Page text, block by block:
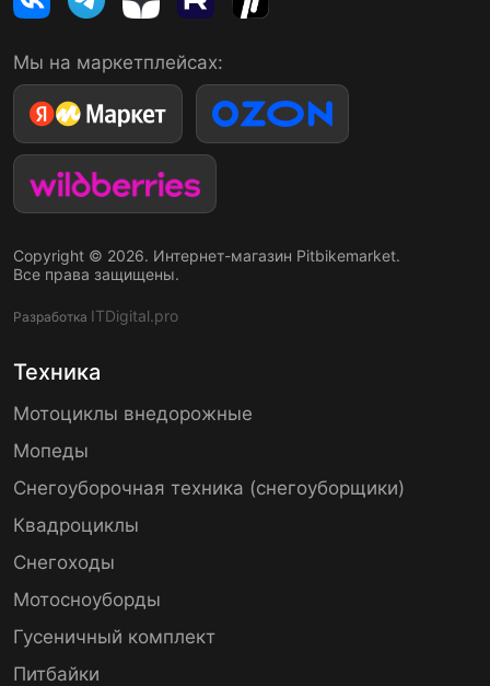
Мы на маркетплейсах:
Copyright © 2026. Интернет-магазин Pitbikemarket.
Все права защищены.
Разработка ITDigital.pro
Техника
Мотоциклы внедорожные
Мопеды
Снегоуборочная техника (снегоуборщики)
Квадроциклы
Снегоходы
Мотосноуборды
Гусеничный комплект
Питбайки